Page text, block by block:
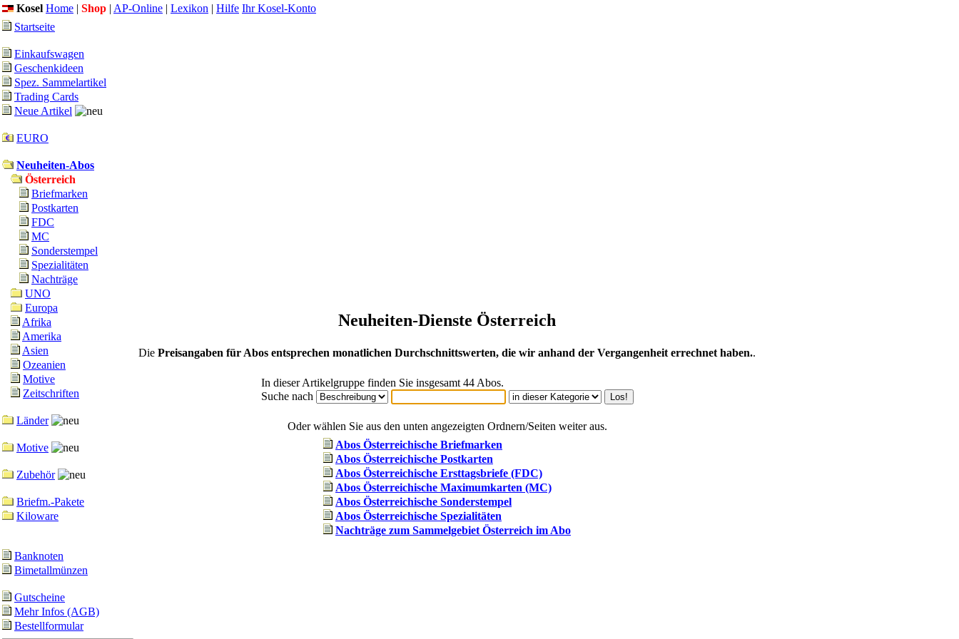
Kosel Home | Shop | AP-Online | Lexikon | Hilfe Ihr Kosel-Konto
Startseite
Einkaufswagen
Geschenkideen
Spez. Sammelartikel
Trading Cards
Neue Artikel
EURO
Neuheiten-Abos
Österreich
Briefmarken
Postkarten
FDC
MC
Sonderstempel
Spezialitäten
Nachträge
UNO
Europa
Afrika
Amerika
Asien
Ozeanien
Motive
Zeitschriften
Länder
Motive
Zubehör
Briefm.-Pakete
Kiloware
Banknoten
Bimetallmünzen
Gutscheine
Mehr Infos (AGB)
Bestellformular
Neuheiten-Dienste Österreich
Die Preisangaben für Abos entsprechen monatlichen Durchschnittswerten, die wir anhand der Vergangenheit errechnet haben..
In dieser Artikelgruppe finden Sie insgesamt 44 Abos.
Suche nach
Oder wählen Sie aus den unten angezeigten Ordnern/Seiten weiter aus.
Abos Österreichische Briefmarken
Abos Österreichische Postkarten
Abos Österreichische Ersttagsbriefe (FDC)
Abos Österreichische Maximumkarten (MC)
Abos Österreichische Sonderstempel
Abos Österreichische Spezialitäten
Nachträge zum Sammelgebiet Österreich im Abo